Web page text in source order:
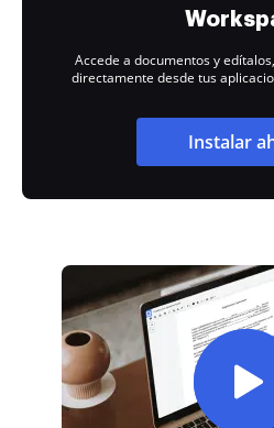
Accede a documentos y
directamente desde tus
Instalar